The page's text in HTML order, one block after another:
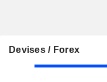
Devises / Forex